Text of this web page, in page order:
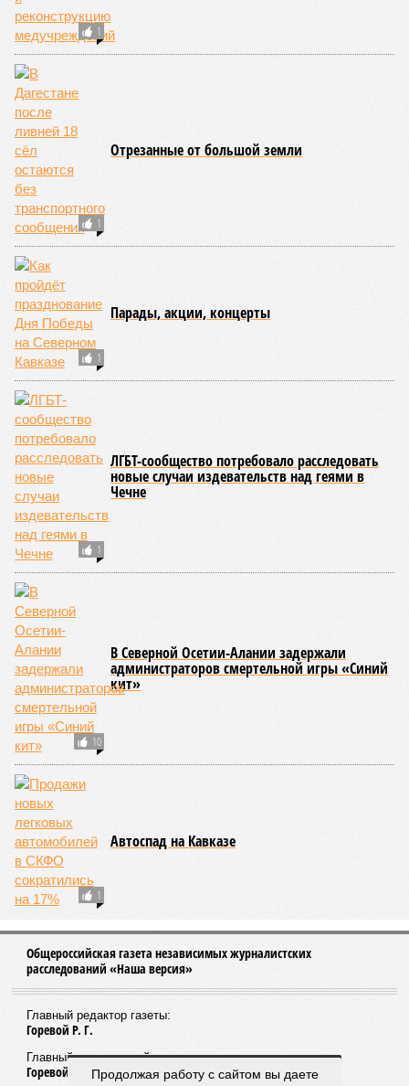
1
1
Отрезанные от большой земли
1
Парады, акции, концерты
1
ЛГБТ-сообщество потребовало расследовать
новые случаи издевательств над геями в
Чечне
10
В Северной Осетии-Алании задержали
администраторов смертельной игры «Синий
кит»
1
Автоспад на Кавказе
Общероссийская газета независимых журналистских
расследований «Наша версия»
Главный редактор газеты:
Горевой Р. Г.
Главный редактор сайта:
Горевой Р. Г.Продолжая работу с сайтом вы даете